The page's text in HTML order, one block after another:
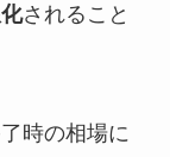
されること
時の相場に